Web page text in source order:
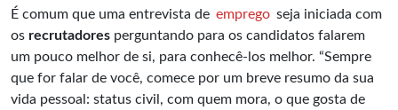
É comum que uma entrevista de emprego seja iniciada com
os recrutadores perguntando para os candidatos falarem
um pouco melhor de si, para conhecê-los melhor. “Sempre
que for falar de você, comece por um breve resumo da sua
vida pessoal: status civil, com quem mora, o que gosta de